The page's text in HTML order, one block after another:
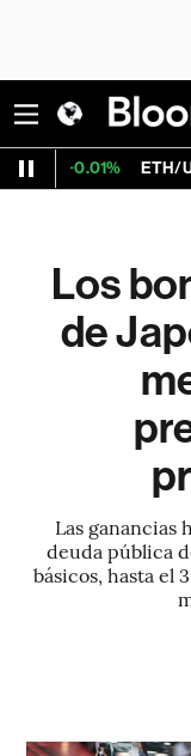
ETH/USD 1,916.153
Los
de
Las
deuda pública
básicos, hasta el